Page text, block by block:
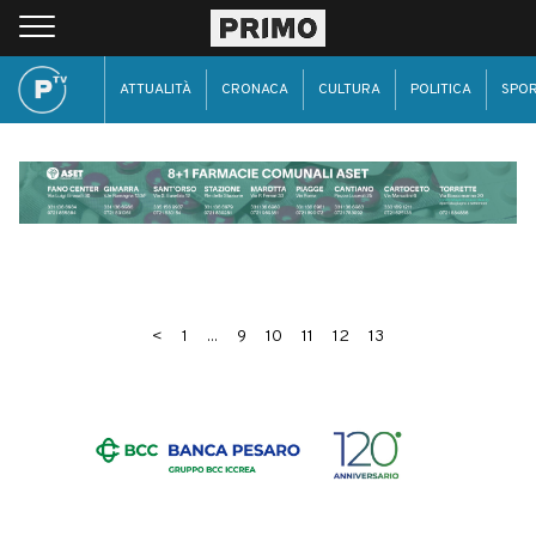
ATTUALITÀ CRONACA CULTURA POLITICA
< 1 ... 9 10 11 12 13